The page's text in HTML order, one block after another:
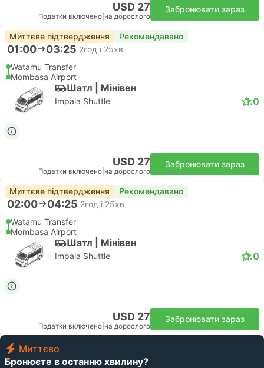
USD 27
Податки включено на дорослого
Забронювати зараз
Миттєве підтвердження Рекомендавано
01:00 03:25 2год і 25хв
Watamu Transfer
Mombasa Airport
Шатл | Мiнiвен
Impala Shuttle 1.0
USD 27
Податки включено на дорослого
Забронювати зараз
Миттєве підтвердження Рекомендавано
02:00 04:25 2год і 25хв
Watamu Transfer
Mombasa Airport
Шатл | Мiнiвен
Impala Shuttle 1.0
USD 27
Податки включено на дорослого
Забронювати зараз
Миттєво
Бронюєте в останню хвилину?